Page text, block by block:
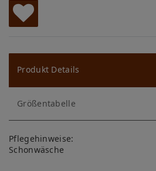
W
u
ns
ch
lis
te
Produkt Details
Größentabelle
Pflegehinweise:
Schonwäsche